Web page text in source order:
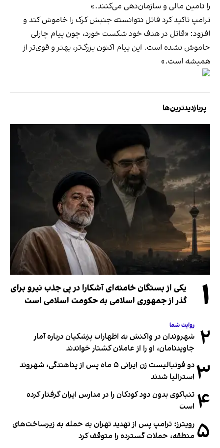
را تامین مالی و سازمان‌دهی می‌کنند.»
ترامپ تاکید کرد قاتل نتوانسته جنبش کرک را خاموش کند و
افزود: «قاتل در هدف خود شکست خورد، چون پیام چارلی
خاموش نشده است. این پیام اکنون بزرگ‌تر، بهتر و قوی‌تر از
همیشه است.»
پربازدیدترین‌ها
۱
یکی از بستگان خامنه‌ای آشکارا در پی جذب نیرو برای
گذر از جمهوری اسلامی به حکومت اسلامی است
۲ روایت شما
شهروندان در واکنش به اظهارات پزشکیان درباره آمار
جاویدنامان، او را از عاملان کشتار خواندند
۳
دو فوتبالیست زن ایرانی ۵ ماه پس از پناهندگی، شهروند
استرالیا شدند
۴ تنباکوی بدون دود کودکان را در مدارس ایران گرفتار کرده
است
۵ رویترز: ترامپ پس از تهدید تهران به حمله به زیرساخت‌های
منطقه، حملات گسترده را متوقف کرد